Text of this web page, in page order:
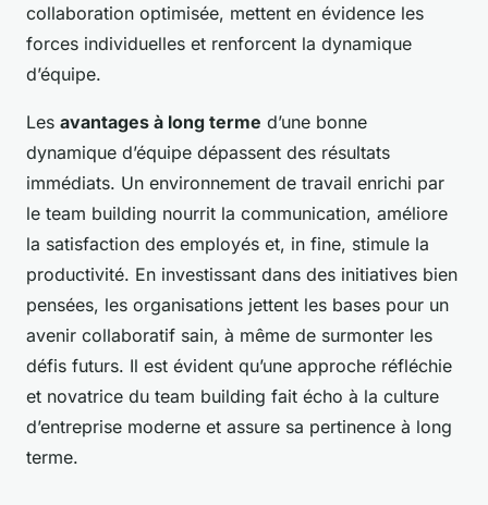
collaboration optimisée, mettent en évidence les
forces individuelles et renforcent la dynamique
d’équipe.
Les avantages à long terme d’une bonne
dynamique d’équipe dépassent des résultats
immédiats. Un environnement de travail enrichi par
le team building nourrit la communication, améliore
la satisfaction des employés et, in fine, stimule la
productivité. En investissant dans des initiatives bien
pensées, les organisations jettent les bases pour un
avenir collaboratif sain, à même de surmonter les
défis futurs. Il est évident qu’une approche réfléchie
et novatrice du team building fait écho à la culture
d’entreprise moderne et assure sa pertinence à long
terme.